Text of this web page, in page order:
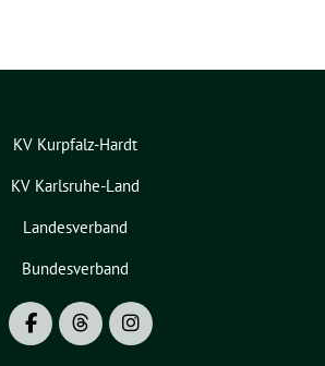
KV Kurpfalz-Hardt
KV Karlsruhe-Land
Landesverband
Bundesverband